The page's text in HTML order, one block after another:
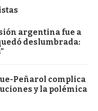
argentina fue a
deslumbrada:
Peñarol complica
y la polémica